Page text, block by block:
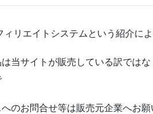
ィリエイトシステムという紹介に
当サイトが販売している訳では
のお問合せ等は販売元企業へお願